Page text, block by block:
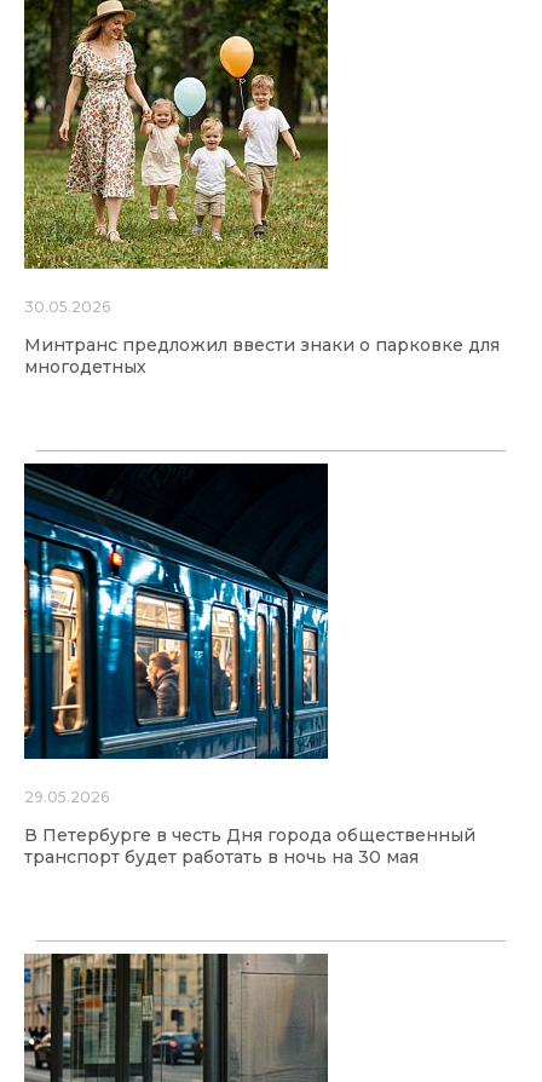
30.05.2026
Минтранс предложил ввести знаки о парковке для
многодетных
29.05.2026
В Петербурге в честь Дня города общественный
транспорт будет работать в ночь на 30 мая